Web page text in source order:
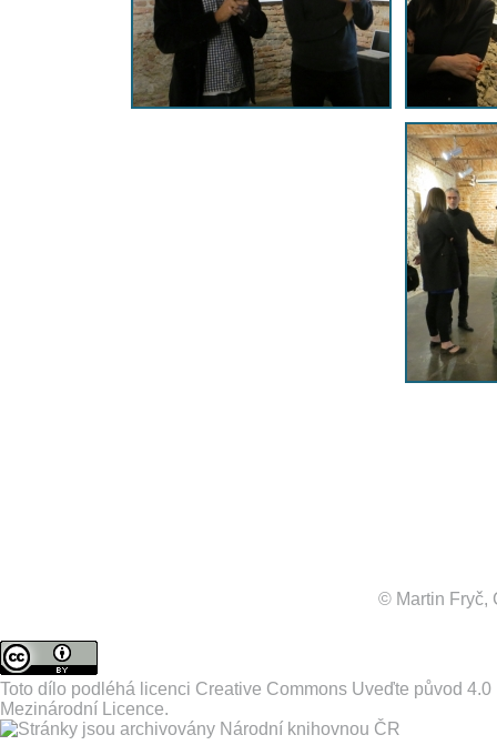
© Martin Fryč,
Toto dílo podléhá licenci Creative Commons Uveďte původ 4.0
Mezinárodní Licence.